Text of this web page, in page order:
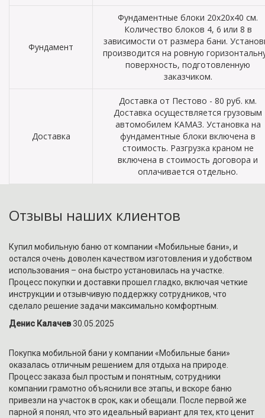
Фундамент
Фундаментные блоки 20х20х40 см.
Количество блоков 4, 6 или 8 в
зависимости от размера бани.
производится на ровную
поверхность, подготовленную
заказчиком.
Доставка
Доставка от Пестово - 80 руб. км.
Доставка осуществляется грузовым
автомобилем КАМАЗ. Установка на
фундаментные блоки включена в
стоимость. Разгрузка краном не
включена в стоимость договора и
оплачивается отдельно.
Отзывы наших клиентов
Купил мобильную баню от компании «Мобильные бани», и
остался очень доволен качеством изготовления и удобством
использования – она быстро установилась на участке.
Процесс покупки и доставки прошел гладко, включая четкие
инструкции и отзывчивую поддержку сотрудников, что
сделало решение задачи максимально комфортным.
Денис Калачев30.05.2025
Покупка мобильной бани у компании «Мобильные бани»
оказалась отличным решением для отдыха на природе.
Процесс заказа был простым и понятным, сотрудники
компании грамотно объяснили все этапы, и вскоре баню
привезли на участок в срок, как и обещали. После первой же
парной я понял, что это идеальный вариант для тех, кто ценит